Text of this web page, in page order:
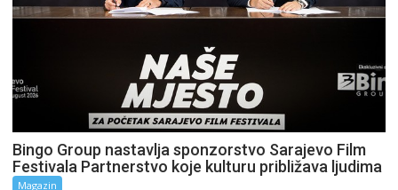
Bingo Group nastavlja sponzorstvo Sarajevo Film
Festivala Partnerstvo koje kulturu približava ljudima
Magazin